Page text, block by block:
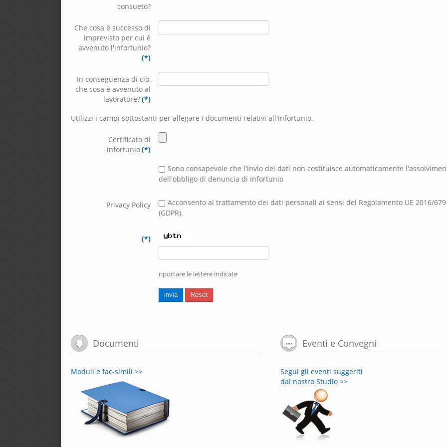
consueto?
Che cosa è successo di
imprevisto per cui è
avvenuto l'infortunio?
(*)
In conseguenza di ciò,
che cosa è avvenuto al
lavoratore?(*)
Utilizzi i campi sottostanti per allegare i documenti relativi all'infortunio.
Certificato di
infortunio(*)
Sono consapevole che l'invio dei dati non costituisce automaticamente
dell'obbligo di denuncia di infortunio
Privacy Policy
Acconsento al trattamento dei dati personali ai sensi del Regolamento UE 2016/679
(GDPR).
(*)
riportare le lettere indicate
invia Reset
Documenti
Moduli e fac-simili >>
Eventi e Convegni
Segui gli eventi suggeriti
dal nostro Studio >>